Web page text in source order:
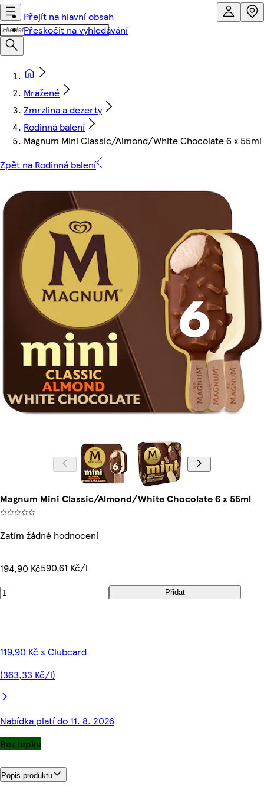
Přejít na hlavní obsah
Přeskočit na vyhledávání
Mražené
Zmrzlina a dezerty
Rodinná balení
Magnum Mini Classic/Almond/White Chocolate 6 x 55ml
Zpět na Rodinná balení
Magnum Mini Classic/Almond/White Chocolate 6 x 55ml
Zatím žádné hodnocení
194,90 Kč590,61 Kč/l
Přidat
119,90 Kč s Clubcard
(363,33 Kč/l)
Nabídka platí do 11. 8. 2026
Bez lepku
Popis produktu